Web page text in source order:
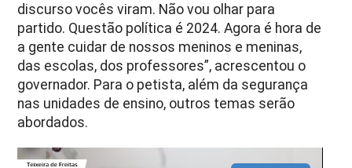
discurso vocês viram. Não vou olhar para
partido. Questão política é 2024. Agora é hora de
a gente cuidar de nossos meninos e meninas,
das escolas, dos professores”, acrescentou o
governador. Para o petista, além da segurança
nas unidades de ensino, outros temas serão
abordados.